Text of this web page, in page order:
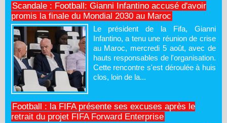
Scandale : Football: Gianni Infantino accusé d'avoir
promis la finale du Mondial 2030 au Maroc
Le président de la Fifa, Gianni
Infantino, a tenu une réunion de crise
au Maroc, mercredi 5 août, avec de
hauts responsables de l'organisation.
Cette rencontre s'est déroulée à huis
clos, loin de la...
Football : la FIFA présente ses excuses après le
retrait du projet FIFA Forward Enterprise